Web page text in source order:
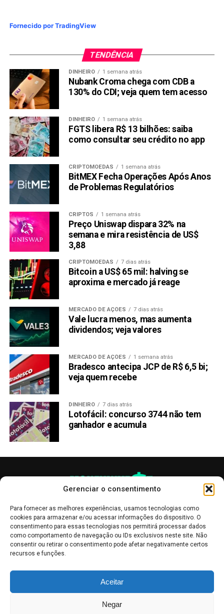
Gerenciar o consentimento
Para fornecer as melhores experiências, usamos tecnologias como
cookies para armazenar e/ou acessar informações do dispositivo. O
consentimento para essas tecnologias nos permitirá processar dados
como comportamento de navegação ou IDs exclusivos neste site. Não
consentir ou retirar o consentimento pode afetar negativamente certos
recursos e funções.
Aceitar
Negar
Fornecido por TradingView
TENDÊNCIA
DINHEIRO 1 semana atrás
Nubank Croma chega com CDB a
130% do CDI; veja quem tem acesso
DINHEIRO 1 semana atrás
FGTS libera R$ 13 bilhões: saiba
como consultar seu crédito no app
CRIPTOMOEDAS 1 semana atrás
BitMEX Fecha Operações Após Anos
de Problemas Regulatórios
CRIPTOS 1 semana atrás
Preço Uniswap dispara 32% na
semana e mira resistência de US$
3,88
CRIPTOMOEDAS 7 dias atrás
Bitcoin a US$ 65 mil: halving se
aproxima e mercado já reage
MERCADO DE AÇÕES 7 dias atrás
Vale lucra menos, mas aumenta
dividendos; veja valores
MERCADO DE AÇÕES 1 semana atrás
Bradesco antecipa JCP de R$ 6,5 bi;
veja quem recebe
DINHEIRO 7 dias atrás
Lotofácil: concurso 3744 não tem
ganhador e acumula
informativo, servindo como boletins de divulgação, e não devem ser
interpretadas como recomendações de investimento.Leia mais
Bolsa de Valores